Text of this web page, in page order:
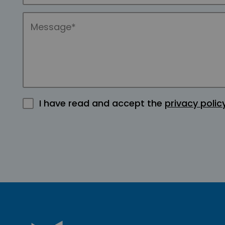
I have read and accept the privacy